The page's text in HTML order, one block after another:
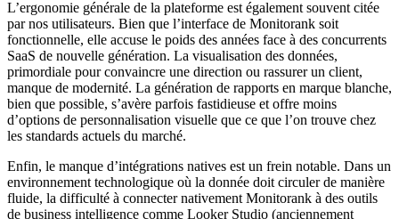
L’ergonomie générale de la plateforme est également souvent citée
par nos utilisateurs. Bien que l’interface de Monitorank soit
fonctionnelle, elle accuse le poids des années face à des concurrents
SaaS de nouvelle génération. La visualisation des données,
primordiale pour convaincre une direction ou rassurer un client,
manque de modernité. La génération de rapports en marque blanche,
bien que possible, s’avère parfois fastidieuse et offre moins
d’options de personnalisation visuelle que ce que l’on trouve chez
les standards actuels du marché.
Enfin, le manque d’intégrations natives est un frein notable. Dans un
environnement technologique où la donnée doit circuler de manière
fluide, la difficulté à connecter nativement Monitorank à des outils
de business intelligence comme Looker Studio (anciennement